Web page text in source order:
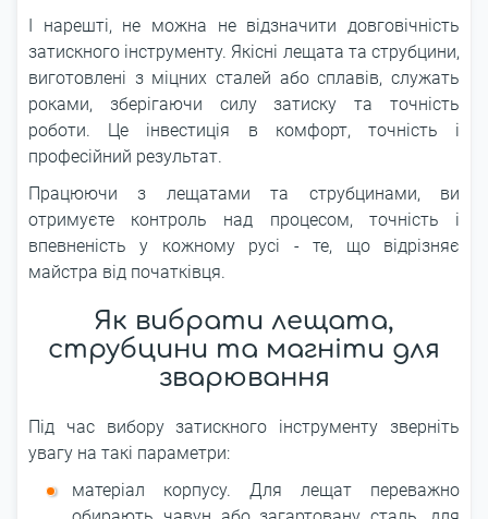
І нарешті, не можна не відзначити довговічність
затискного інструменту. Якісні лещата та струбцини,
виготовлені з міцних сталей або сплавів, служать
роками, зберігаючи силу затиску та точність
роботи. Це інвестиція в комфорт, точність і
професійний результат.
Працюючи з лещатами та струбцинами, ви
отримуєте контроль над процесом, точність і
впевненість у кожному русі - те, що відрізняє
майстра від початківця.
Як вибрати лещата,
струбцини та магніти для
зварювання
Під час вибору затискного інструменту зверніть
увагу на такі параметри:
матеріал корпусу. Для лещат переважно